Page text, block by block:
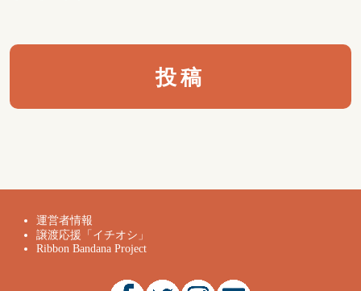
運営者情報
譲渡応援「イチオシ」
Ribbon Bandana Project